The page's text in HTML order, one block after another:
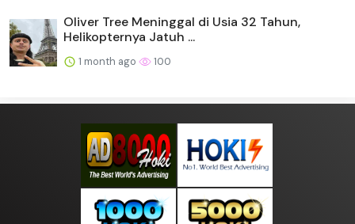
Oliver Tree Meninggal di Usia 32 Tahun,
Helikopternya Jatuh ...
1 month ago 100